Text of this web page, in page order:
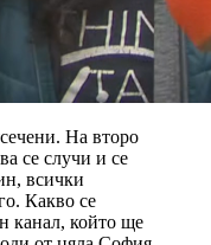
На второ
се случи и се
всички
Какво се
канал, който ще